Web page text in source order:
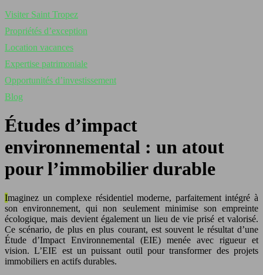
Visiter Saint Tropez
Propriétés d’exception
Location vacances
Expertise patrimoniale
Opportunités d’investissement
Blog
Études d’impact
environnemental : un atout
pour l’immobilier durable
Imaginez un complexe résidentiel moderne, parfaitement intégré à
son environnement, qui non seulement minimise son empreinte
écologique, mais devient également un lieu de vie prisé et valorisé.
Ce scénario, de plus en plus courant, est souvent le résultat d’une
Étude d’Impact Environnemental (EIE) menée avec rigueur et
vision. L’EIE est un puissant outil pour transformer des projets
immobiliers en actifs durables.